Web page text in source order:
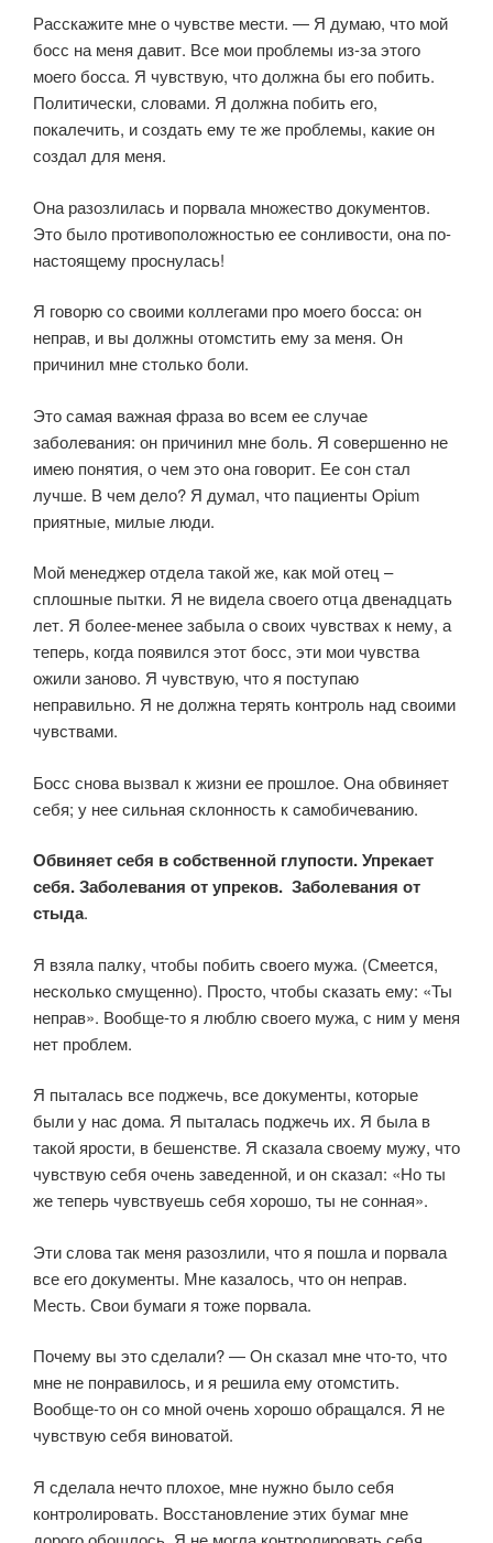
Расскажите мне о чувстве мести. — Я думаю, что мой
босс на меня давит. Все мои проблемы из-за этого
моего босса. Я чувствую, что должна бы его побить.
Политически, словами. Я должна побить его,
покалечить, и создать ему те же проблемы, какие он
создал для меня.
Она разозлилась и порвала множество документов.
Это было противоположностью ее сонливости, она по-
настоящему проснулась!
Я говорю со своими коллегами про моего босса: он
неправ, и вы должны отомстить ему за меня. Он
причинил мне столько боли.
Это самая важная фраза во всем ее случае
заболевания: он причинил мне боль. Я совершенно не
имею понятия, о чем это она говорит. Ее сон стал
лучше. В чем дело? Я думал, что пациенты Opium
приятные, милые люди.
Мой менеджер отдела такой же, как мой отец –
сплошные пытки. Я не видела своего отца двенадцать
лет. Я более-менее забыла о своих чувствах к нему, а
теперь, когда появился этот босс, эти мои чувства
ожили заново. Я чувствую, что я поступаю
неправильно. Я не должна терять контроль над своими
чувствами.
Босс снова вызвал к жизни ее прошлое. Она обвиняет
себя; у нее сильная склонность к самобичеванию.
Обвиняет себя в собственной глупости. Упрекает
себя. Заболевания от упреков. Заболевания от
стыда.
Я взяла палку, чтобы побить своего мужа. (Смеется,
несколько смущенно). Просто, чтобы сказать ему: «Ты
неправ». Вообще-то я люблю своего мужа, с ним у меня
нет проблем.
Я пыталась все поджечь, все документы, которые
были у нас дома. Я пыталась поджечь их. Я была в
такой ярости, в бешенстве. Я сказала своему мужу, что
чувствую себя очень заведенной, и он сказал: «Но ты
же теперь чувствуешь себя хорошо, ты не сонная».
Эти слова так меня разозлили, что я пошла и порвала
все его документы. Мне казалось, что он неправ.
Месть. Свои бумаги я тоже порвала.
Почему вы это сделали? — Он сказал мне что-то, что
мне не понравилось, и я решила ему отомстить.
Вообще-то он со мной очень хорошо обращался. Я не
чувствую себя виноватой.
Я сделала нечто плохое, мне нужно было себя
контролировать. Восстановление этих бумаг мне